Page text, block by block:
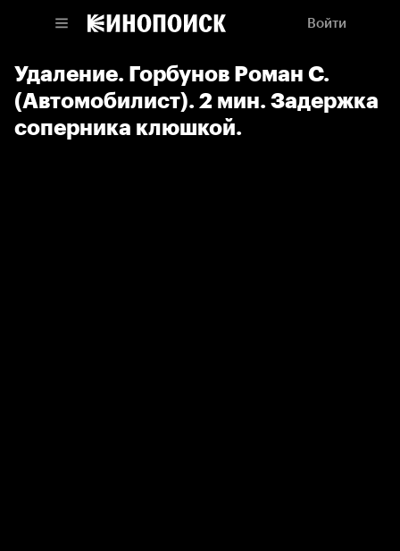
Войти
Удаление. Горбунов Роман С.
(Автомобилист). 2 мин. Задержка
соперника клюшкой.